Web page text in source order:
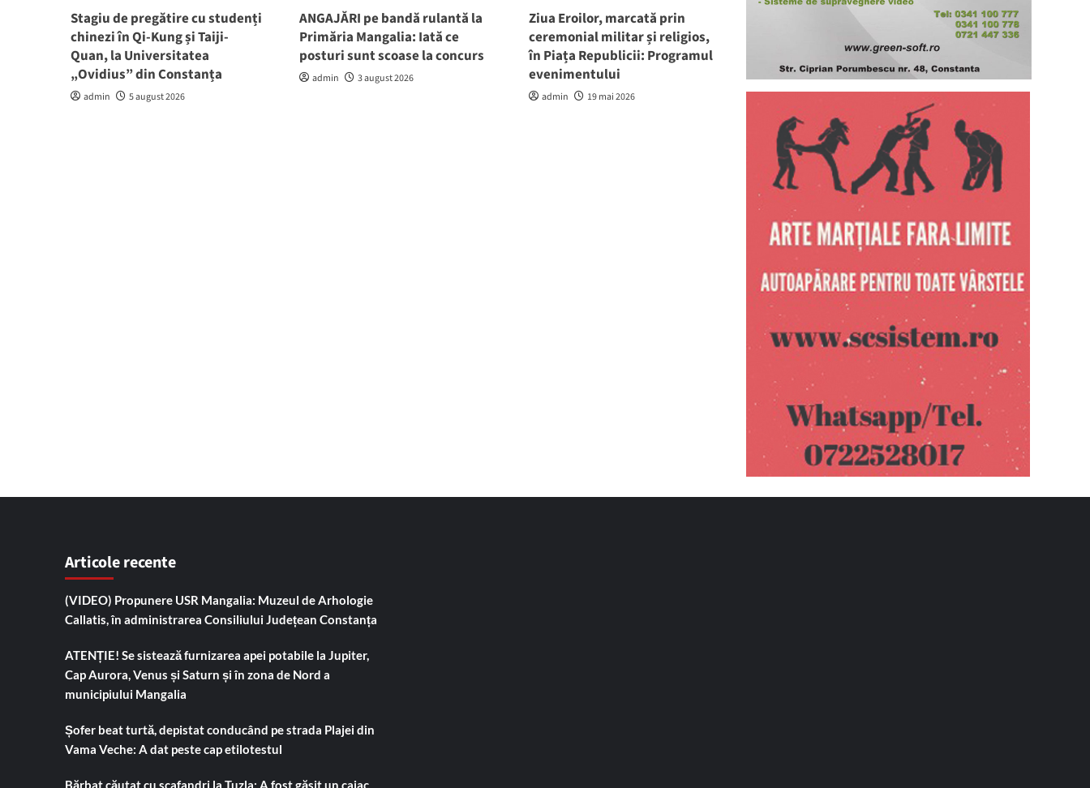
Stagiu de pregătire cu studenți
chinezi în Qi-Kung și Taiji-
Quan, la Universitatea
„Ovidius” din Constanța
admin 5 august 2026
ANGAJĂRI pe bandă rulantă la
Primăria Mangalia: Iată ce
posturi sunt scoase la concurs
admin 3 august 2026
Ziua Eroilor, marcată prin
ceremonial militar și religios,
în Piața Republicii: Programul
evenimentului
admin 19 mai 2026
Articole recente
(VIDEO) Propunere USR Mangalia: Muzeul de Arhologie
Callatis, în administrarea Consiliului Județean Constanța
ATENȚIE! Se sistează furnizarea apei potabile la Jupiter,
Cap Aurora, Venus și Saturn și în zona de Nord a
municipiului Mangalia
Șofer beat turtă, depistat conducând pe strada Plajei din
Vama Veche: A dat peste cap etilotestul
Bărbat căutat cu scafandri la Tuzla: A fost găsit un caiac